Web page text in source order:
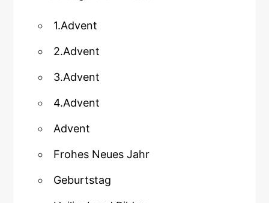
1.Advent
2.Advent
3.Advent
4.Advent
Advent
Frohes Neues Jahr
Geburtstag